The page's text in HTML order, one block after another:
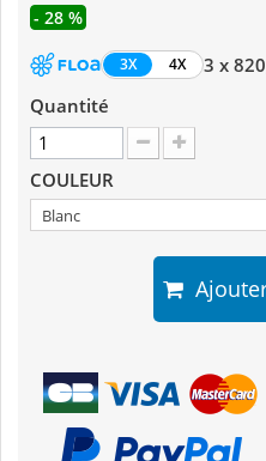
- 28 %
3X 4X
3 x
Quantité
COULEUR